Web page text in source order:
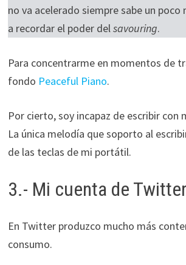
no va acelerado siempre sabe un poco
a recordar el poder delsavouring.
Para concentrarme en momentos de
fondo Peaceful Piano.
Por cierto, soy incapaz de escribir con
La única melodía que soporto al
de las teclas de mi portátil.
3.- Mi cuenta de
En Twitter produzco mucho más
consumo.